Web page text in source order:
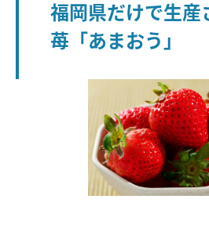
福岡県だけで生産
苺「あまおう」